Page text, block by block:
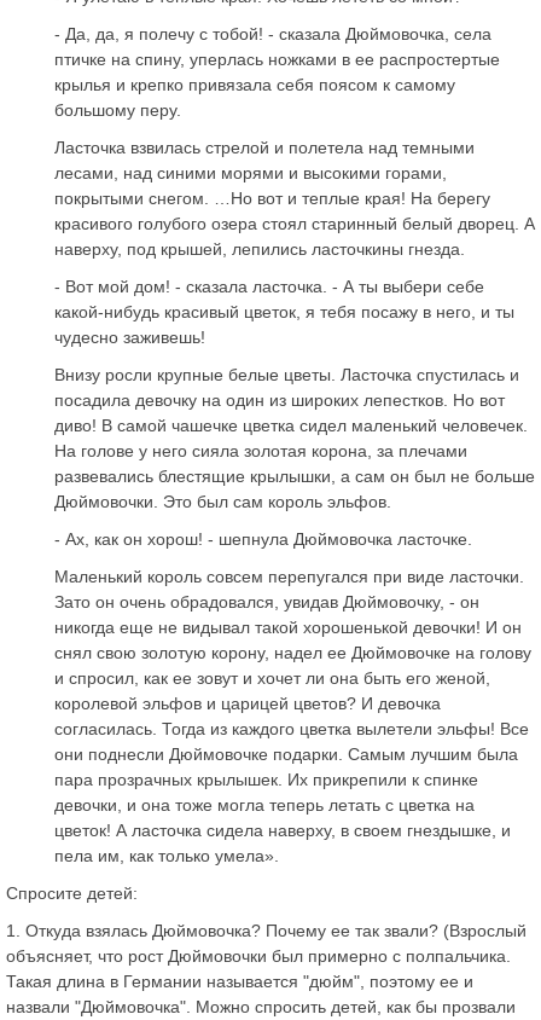
- Да, да, я полечу с тобой! - сказала Дюймовочка, села
птичке на спину, уперлась ножками в ее распростертые
крылья и крепко привязала себя поясом к самому
большому перу.
Ласточка взвилась стрелой и полетела над темными
лесами, над синими морями и высокими горами,
покрытыми снегом. …Но вот и теплые края! На берегу
красивого голубого озера стоял старинный белый дворец. А
наверху, под крышей, лепились ласточкины гнезда.
- Вот мой дом! - сказала ласточка. - А ты выбери себе
какой-нибудь красивый цветок, я тебя посажу в него, и ты
чудесно заживешь!
Внизу росли крупные белые цветы. Ласточка спустилась и
посадила девочку на один из широких лепестков. Но вот
диво! В самой чашечке цветка сидел маленький человечек.
На голове у него сияла золотая корона, за плечами
развевались блестящие крылышки, а сам он был не больше
Дюймовочки. Это был сам король эльфов.
- Ах, как он хорош! - шепнула Дюймовочка ласточке.
Маленький король совсем перепугался при виде ласточки.
Зато он очень обрадовался, увидав Дюймовочку, - он
никогда еще не видывал такой хорошенькой девочки! И он
снял свою золотую корону, надел ее Дюймовочке на голову
и спросил, как ее зовут и хочет ли она быть его женой,
королевой эльфов и царицей цветов? И девочка
согласилась. Тогда из каждого цветка вылетели эльфы! Все
они поднесли Дюймовочке подарки. Самым лучшим была
пара прозрачных крылышек. Их прикрепили к спинке
девочки, и она тоже могла теперь летать с цветка на
цветок! А ласточка сидела наверху, в своем гнездышке, и
пела им, как только умела».
Спросите детей:
1. Откуда взялась Дюймовочка? Почему ее так звали? (Взрослый
объясняет, что рост Дюймовочки был примерно с полпальчика.
Такая длина в Германии называется "дюйм", поэтому ее и
назвали "Дюймовочка". Можно спросить детей, как бы прозвали